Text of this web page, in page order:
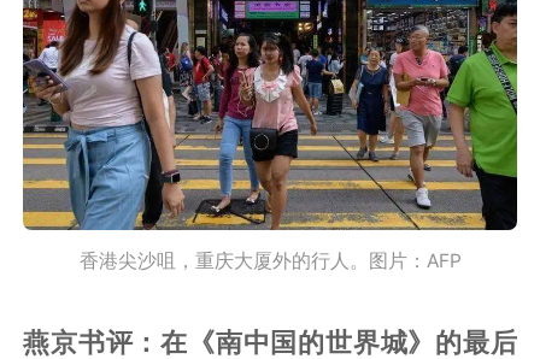
香港尖沙咀，重庆大厦外的行人。图片：AFP
燕京书评：在《南中国的世界城》的最后